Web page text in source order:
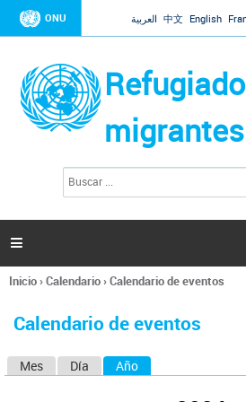
Jump to
ONU العربية 中文 English
migrantes
l
s

Se
usted
Inicio›Calendario›Calendario de eventos
Calendario de eventos
Mes Día Año